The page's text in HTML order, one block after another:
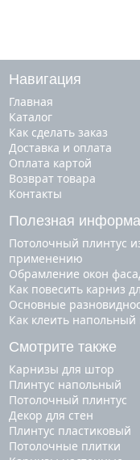
Навигация
Главная
Каталог
Как сделать заказ
Доставка и оплата
Оплата картой
Возврат товара
Контакты
Полезная
Потолочный плинтус
применению
Обрамление окон
Как повесить карниз
Основные
Как клеить напольный
Смотрите также
карнизы для штор
плинтус напольный
потолочный плинтус
декор для стен
плинтус пластиковый
потолочные плитки